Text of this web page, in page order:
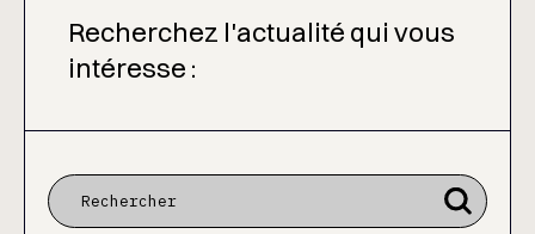
Recherchez l'actualité qui vous
intéresse :